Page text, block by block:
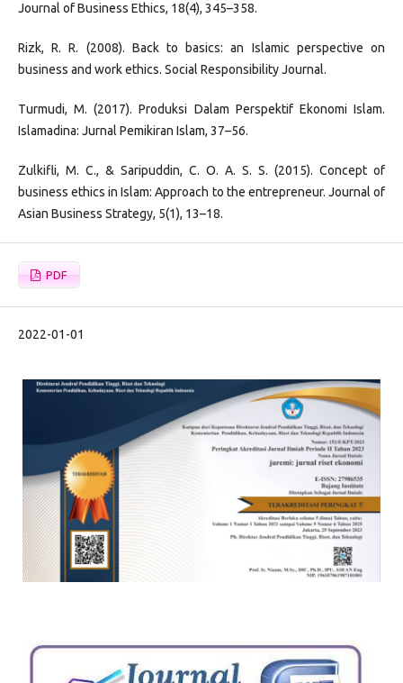
Journal of Business Ethics, 18(4), 345–358.
Rizk, R. R. (2008). Back to basics: an Islamic perspective on
business and work ethics. Social Responsibility Journal.
Turmudi, M. (2017). Produksi Dalam Perspektif Ekonomi Islam.
Islamadina: Jurnal Pemikiran Islam, 37–56.
Zulkifli, M. C., & Saripuddin, C. O. A. S. S. (2015). Concept of
business ethics in Islam: Approach to the entrepreneur. Journal of
Asian Business Strategy, 5(1), 13–18.
PDF
2022-01-01